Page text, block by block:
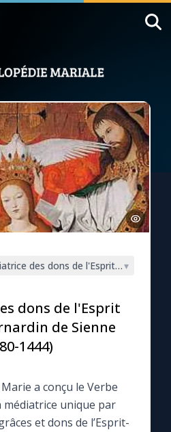
des dons de l'Esprit Saint (St
▾
dons de l'Esprit
de Sienne
1444)
a conçu le Verbe
médiatrice unique par
et dons de l’Esprit-